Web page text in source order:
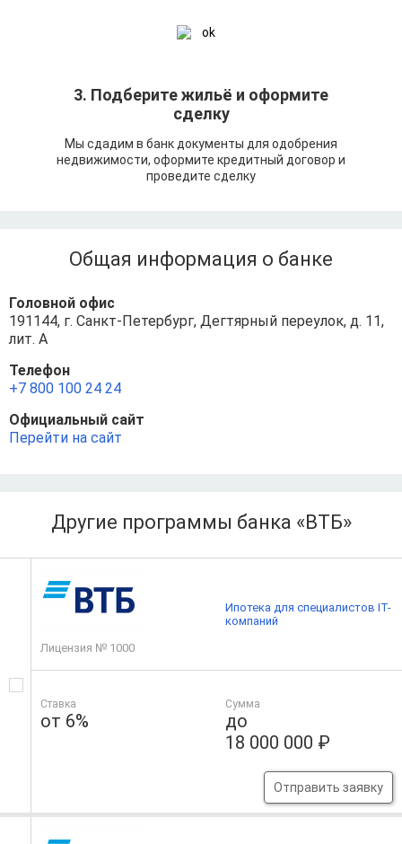
3. Подберите жильё и оформите
сделку
Мы сдадим в банк документы для одобрения
недвижимости, оформите кредитный договор и
проведите сделку
Общая информация о банке
Головной офис
191144, г. Санкт-Петербург, Дегтярный переулок, д. 11,
лит. А
Телефон
+7 800 100 24 24
Официальный сайт
Перейти на сайт
Другие программы банка «ВТБ»
Лицензия № 1000
Ставка
от 6%
Сумма
до
18 000 000 ₽
Отправить заявку
Ипотека для специалистов IT-
компаний